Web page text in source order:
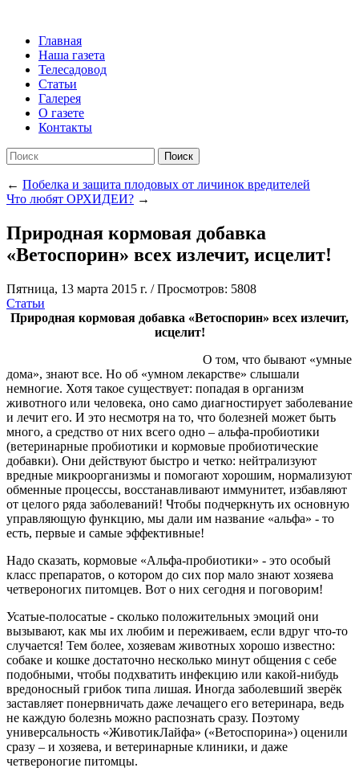
Главная
Наша газета
Телесадовод
Статьи
Галерея
О газете
Контакты
Поиск
← Побелка и защита плодовых от личинок вредителей
Что любят ОРХИДЕИ? →
Природная кормовая добавка
«Ветоспорин» всех излечит, исцелит!
Пятница, 13 марта 2015 г. /Просмотров: 5808
Статьи
Природная кормовая добавка «Ветоспорин» всех излечит,
исцелит!
О том, что бывают «умные
дома», знают все. Но об «умном лекарстве» слышали
немногие. Хотя такое существует: попадая в организм
животного или человека, оно само диагностирует заболевание
и лечит его. И это несмотря на то, что болезней может быть
много, а средство от них всего одно – альфа-пробиотики
(ветеринарные пробиотики и кормовые пробиотические
добавки). Они действуют быстро и четко: нейтрализуют
вредные микроорганизмы и помогают хорошим, нормализуют
обменные процессы, восстанавливают иммунитет, избавляют
от целого ряда заболеваний! Чтобы подчеркнуть их основную
управляющую функцию, мы дали им название «альфа» - то
есть, первые и самые эффективные!
Надо сказать, кормовые «Альфа-пробиотики» - это особый
класс препаратов, о котором до сих пор мало знают хозяева
четвероногих питомцев. Вот о них сегодня и поговорим!
Усатые-полосатые - сколько положительных эмоций они
вызывают, как мы их любим и переживаем, если вдруг что-то
случается! Тем более, хозяевам животных хорошо известно:
собаке и кошке достаточно несколько минут общения с себе
подобными, чтобы подхватить инфекцию или какой-нибудь
вредоносный грибок типа лишая. Иногда заболевший зверёк
заставляет понервничать даже лечащего его ветеринара, ведь
не каждую болезнь можно распознать сразу. Поэтому
универсальность «ЖивотикЛайфа» («Ветоспорина») оценили
сразу – и хозяева, и ветеринарные клиники, и даже
четвероногие питомцы.